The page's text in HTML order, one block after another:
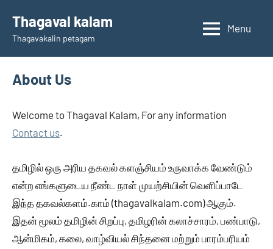
content
Thagaval kalam
Thagavakalin petagam
Menu
About Us
Welcome to Thagaval Kalam, For any information
Contact us.
தமிழில் ஒரு அரிய தகவல் களஞ்சியம் உருவாக்க வேண்டும்
என்ற எங்களுடைய நீண்ட நாள் முயற்சியின் வெளிப்பாடே
இந்த தகவல்களம்.காம் (thagavalkalam.com) ஆகும்.
இதன் மூலம் தமிழின் சிறப்பு, தமிழரின் கலாச்சாரம், பண்பாடு,
ஆன்மிகம், கலை, வாழ்வியல் சிந்தனை மற்றும் பாரம்பரியம்